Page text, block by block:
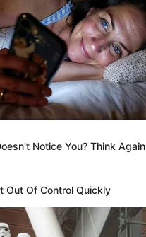
Notice You? Think Again
Out Of Control Quickly